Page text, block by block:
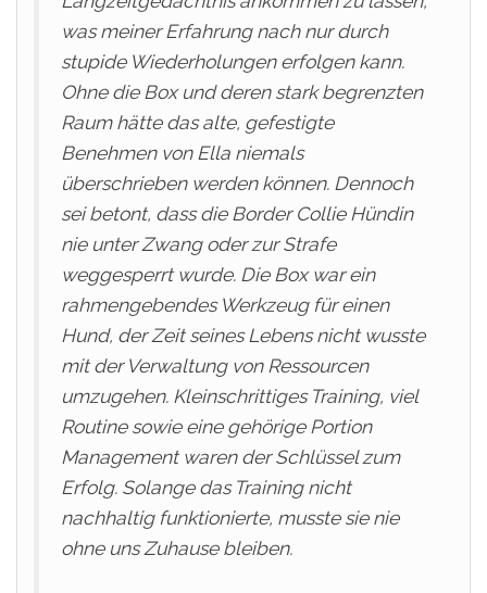
was meiner Erfahrung nach nur durch
stupide Wiederholungen erfolgen kann.
Ohne die Box und deren stark begrenzten
Raum hätte das alte, gefestigte
Benehmen von Ella niemals
überschrieben werden können. Dennoch
sei betont, dass die Border Collie Hündin
nie unter Zwang oder zur Strafe
weggesperrt wurde. Die Box war ein
rahmengebendes Werkzeug für einen
Hund, der Zeit seines Lebens nicht wusste
mit der Verwaltung von Ressourcen
umzugehen. Kleinschrittiges Training, viel
Routine sowie eine gehörige Portion
Management waren der Schlüssel zum
Erfolg. Solange das Training nicht
nachhaltig funktionierte, musste sie nie
ohne uns Zuhause bleiben.